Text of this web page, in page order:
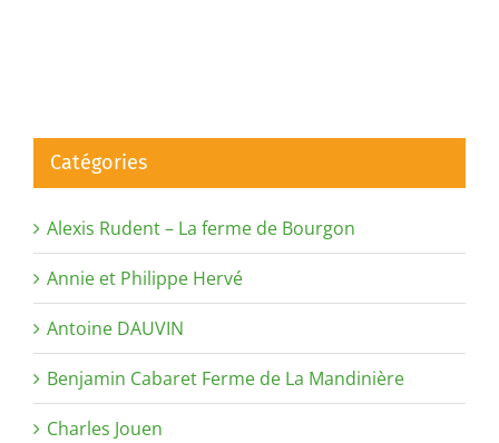
Catégories
Alexis Rudent – La ferme de Bourgon
Annie et Philippe Hervé
Antoine DAUVIN
Benjamin Cabaret Ferme de La Mandinière
Charles Jouen